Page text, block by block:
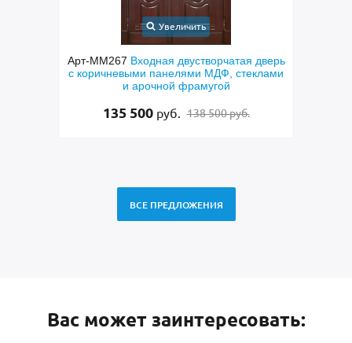
Увеличить
Арт-ММ269Входная полуторная
парадная дверь с МДФ, отбойником из
латуни, фрамугой, ручкой-скобой и
95 000 руб. 99 000 руб.
ВСЕ ПРЕДЛОЖЕНИЯ
Вас может заинтересовать: